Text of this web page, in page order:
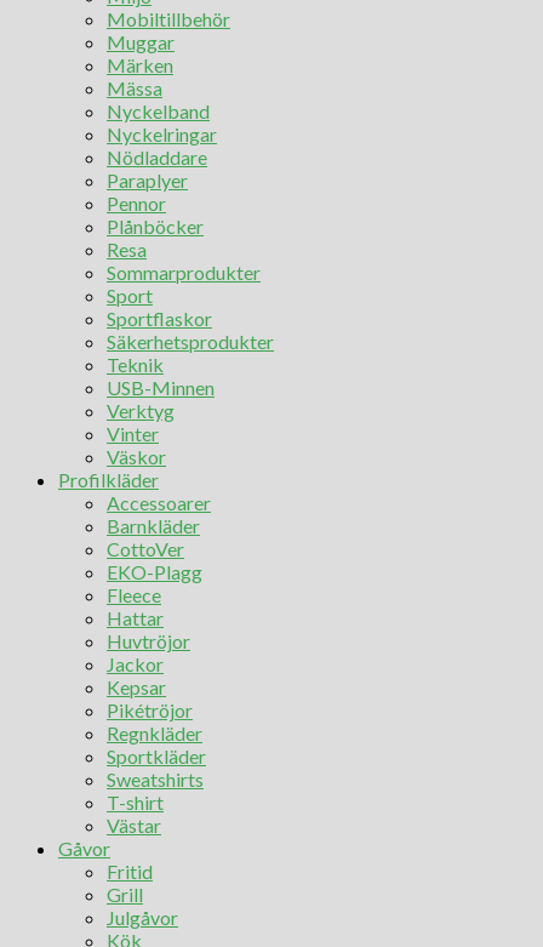
Mobiltillbehör
Muggar
Märken
Mässa
Nyckelband
Nyckelringar
Nödladdare
Paraplyer
Pennor
Plånböcker
Resa
Sommarprodukter
Sport
Sportflaskor
Säkerhetsprodukter
Teknik
USB-Minnen
Verktyg
Vinter
Väskor
Profilkläder
Accessoarer
Barnkläder
CottoVer
EKO-Plagg
Fleece
Hattar
Huvtröjor
Jackor
Kepsar
Pikétröjor
Regnkläder
Sportkläder
Sweatshirts
T-shirt
Västar
Gåvor
Fritid
Grill
Julgåvor
Kök